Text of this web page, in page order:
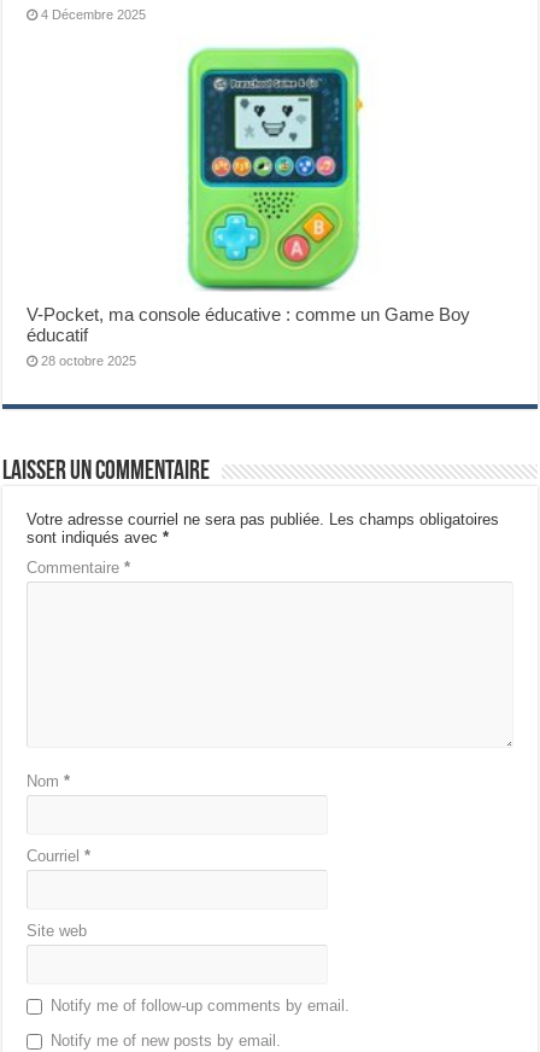
4 Décembre 2025
V-Pocket, ma console éducative : comme un Game Boy
éducatif
28 octobre 2025
Laisser un commentaire
Votre adresse courriel ne sera pas publiée. Les champs obligatoires
sont indiqués avec*
Commentaire*
Nom*
Courriel*
Site web
Notify me of follow-up comments by email.
Notify me of new posts by email.